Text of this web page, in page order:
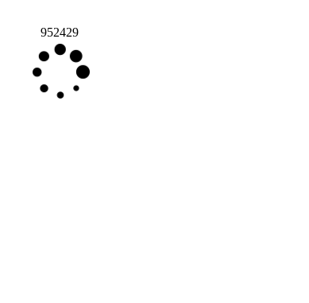
952429